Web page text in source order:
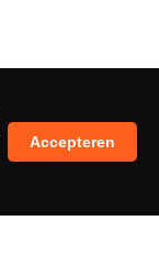
Accepteren